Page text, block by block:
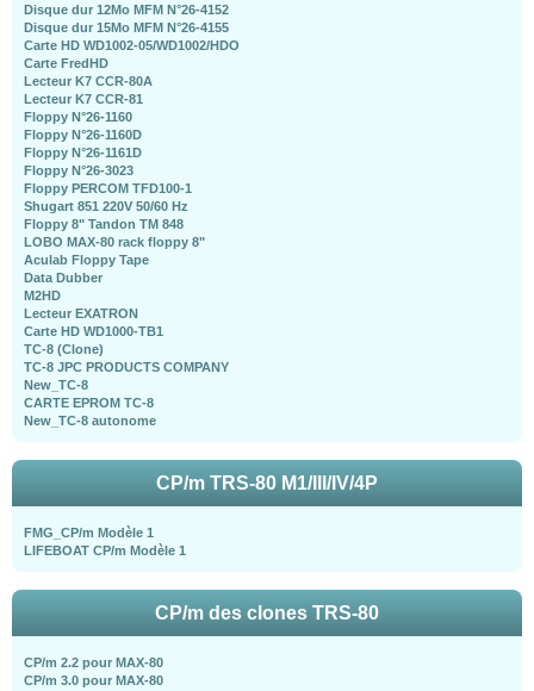
Disque dur 12Mo MFM N°26-4152
Disque dur 15Mo MFM N°26-4155
Carte HD WD1002-05/WD1002/HDO
Carte FredHD
Lecteur K7 CCR-80A
Lecteur K7 CCR-81
Floppy N°26-1160
Floppy N°26-1160D
Floppy N°26-1161D
Floppy N°26-3023
Floppy PERCOM TFD100-1
Shugart 851 220V 50/60 Hz
Floppy 8" Tandon TM 848
LOBO MAX-80 rack floppy 8"
Aculab Floppy Tape
Data Dubber
M2HD
Lecteur EXATRON
Carte HD WD1000-TB1
TC-8 (Clone)
TC-8 JPC PRODUCTS COMPANY
New_TC-8
CARTE EPROM TC-8
New_TC-8 autonome
CP/m TRS-80 M1/III/IV/4P
FMG_CP/m Modèle 1
LIFEBOAT CP/m Modèle 1
CP/m des clones TRS-80
CP/m 2.2 pour MAX-80
CP/m 3.0 pour MAX-80